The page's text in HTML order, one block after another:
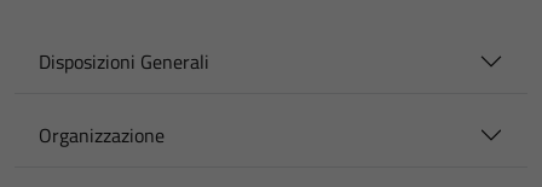
Disposizioni Generali
Organizzazione